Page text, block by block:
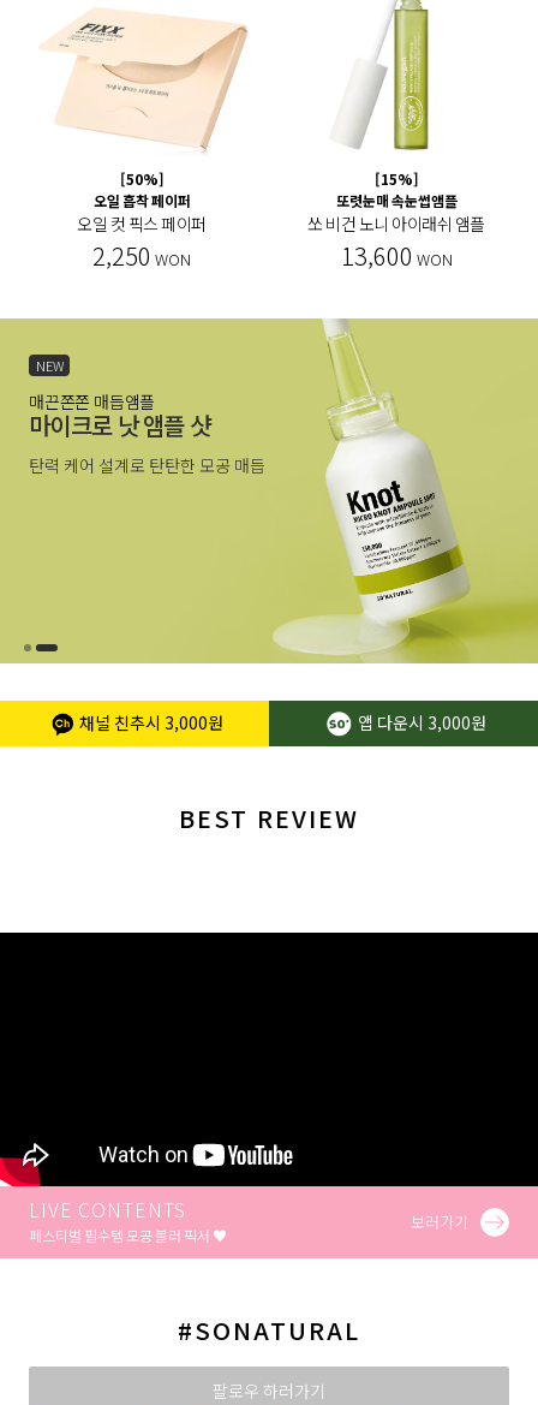
[50%]
오일 흡착 페이퍼
오일 컷 픽스 페이퍼
2,250 WON
[15%]
또렷눈매 속눈썹앰플
쏘 비건 노니 아이래쉬 앰플
13,600 WON
NEW
매끈쫀쫀 매듭앰플
마이크로 낫 앰플 샷
탄력 케어 설계로 탄탄한 모공 매듭
채널 친추시 3,000원 앱 다운시 3,000원
BEST REVIEW
LIVE CONTENTS
페스티벌 필수템 모공 블러 픽서 ♥
보러가기
#SONATURAL
팔로우 하러가기